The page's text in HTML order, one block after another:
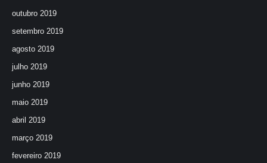
outubro 2019
setembro 2019
agosto 2019
julho 2019
junho 2019
maio 2019
abril 2019
março 2019
fevereiro 2019